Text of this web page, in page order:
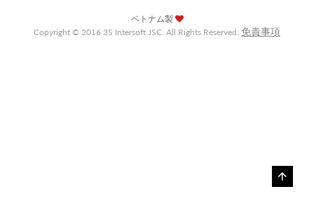
ベトナム製
Copyright © 2016 3S Intersoft JSC. All Rights Reserved. 免責事項